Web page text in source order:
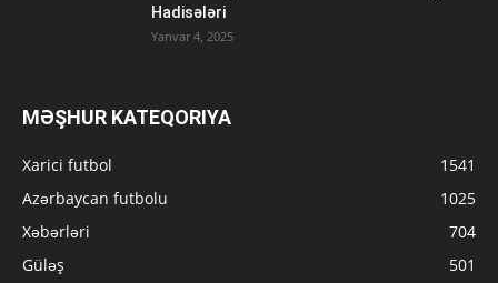
Hadisələri
Yanvar 4, 2025
MƏŞHUR KATEQORIYA
Xarici futbol
1541
Azərbaycan futbolu
1025
Xəbərləri
704
Güləş
501